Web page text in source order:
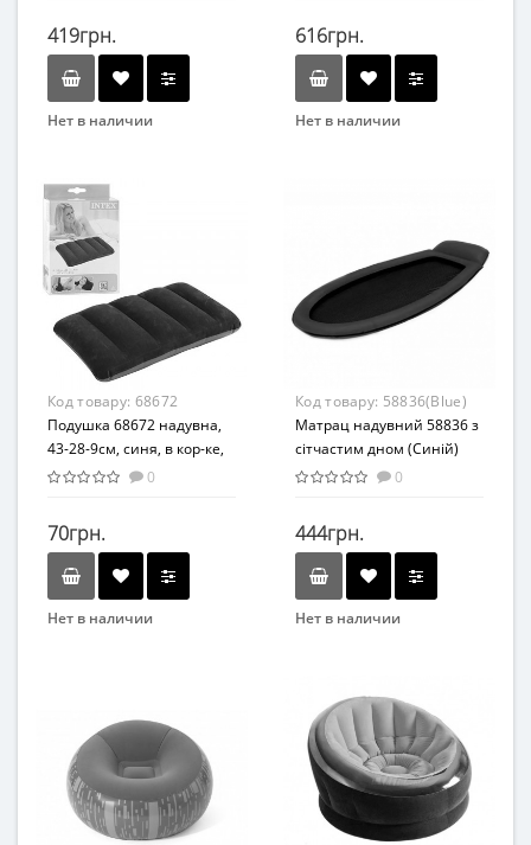
419грн.
Нет в наличии
Возраст
От 3-х лет
Материал
ПВХ
616грн.
Нет в наличии
Материал
Комбинированный
Код товару: 68672
Подушка 68672 надувна,
43-28-9см, синя, в кор-ке,
19-13-4см
0
70грн.
Нет в наличии
Плотики
Материал
ПВХ
Код товару: 58836(Blue)
Матрац надувний 58836 з
сітчастим дном (Синій)
0
444грн.
Нет в наличии
Плотики
Возраст
От 8-ми лет
Материал